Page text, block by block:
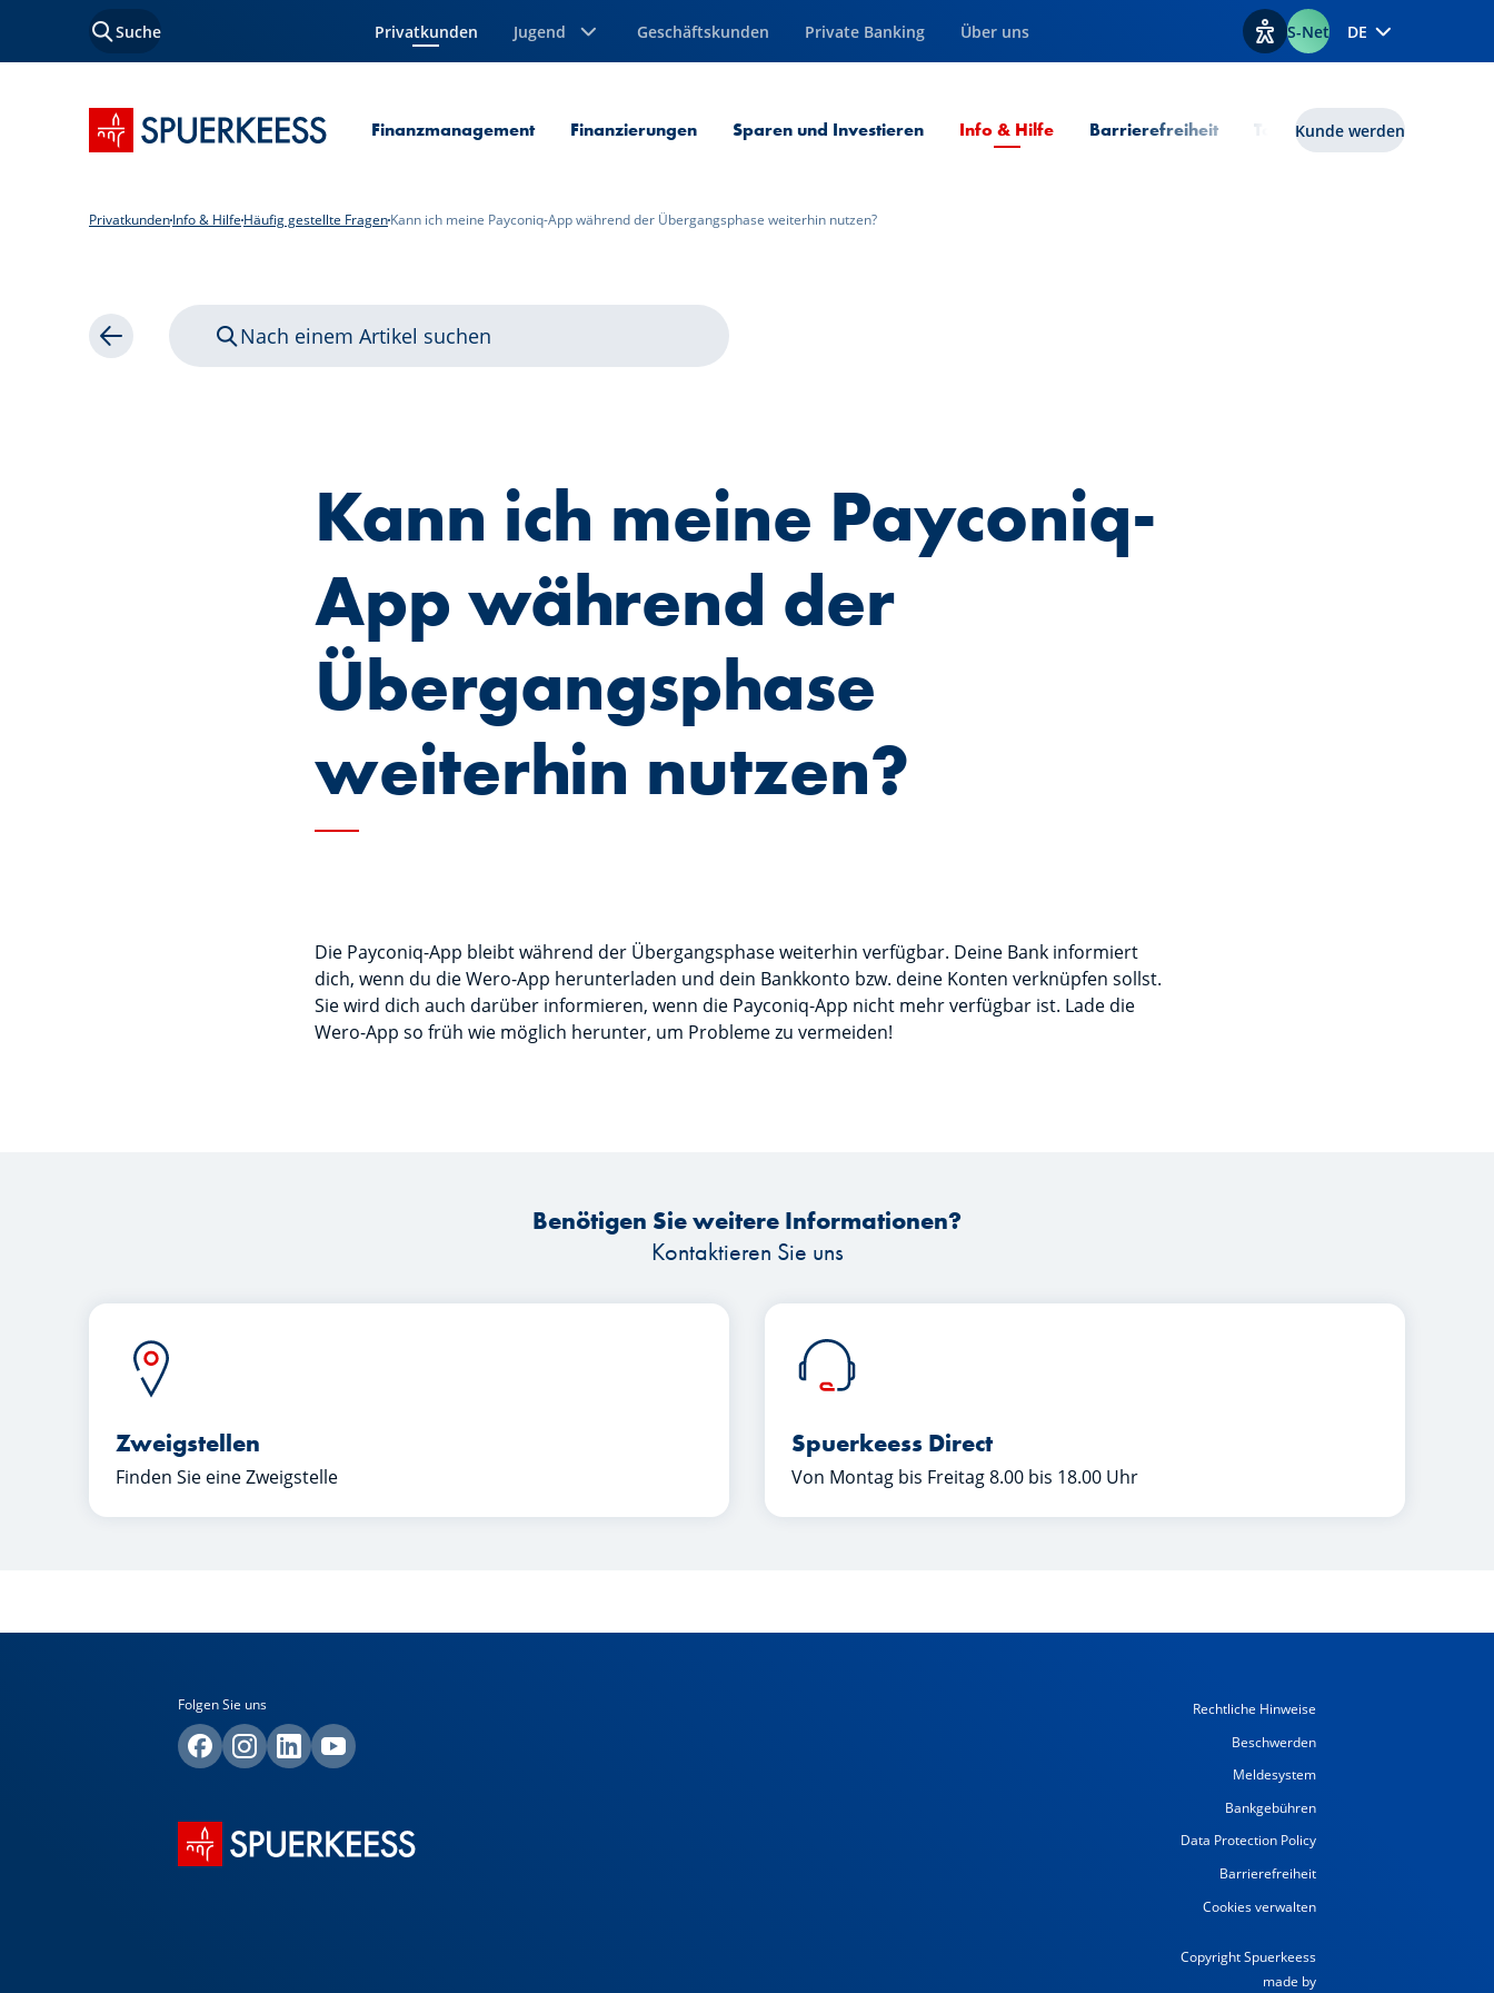
Suche Privatkunden
Aktuelle Seite Jugend Geschäftskunden Private Banking Über uns Optionen zur Barrierefreiheit
S-Net DE
Startseite SPUERKEESS Finanzmanagement Finanzierungen Sparen und Investieren Info & HilfeAktuelle Seite
Barrierefreiheit Tools lux|funds
Kunde werden
PrivatkundenInfo & Hilfe Häufig gestellte FragenKann ich meine Payconiq-App während der Übergangsphase weiterhin nutzen?
Zurück Nach einem Artikel suchen
Kann ich meine Payconiq-
App während der
Übergangsphase
weiterhin nutzen?
Die Payconiq-App bleibt während der Übergangsphase weiterhin verfügbar. Deine Bank informiert
dich, wenn du die Wero-App herunterladen und dein Bankkonto bzw. deine Konten verknüpfen sollst.
Sie wird dich auch darüber informieren, wenn die Payconiq-App nicht mehr verfügbar ist. Lade die
Wero-App so früh wie möglich herunter, um Probleme zu vermeiden!
Benötigen Sie weitere Informationen?
Kontaktieren Sie uns
Zweigstellen
Finden Sie eine Zweigstelle
Spuerkeess Direct
Von Montag bis Freitag 8.00 bis 18.00 Uhr
Folgen Sie uns
Rechtliche Hinweise
Beschwerden
Meldesystem
Bankgebühren
Data Protection Policy
Barrierefreiheit
Cookies verwalten
Copyright Spuerkeess
made by